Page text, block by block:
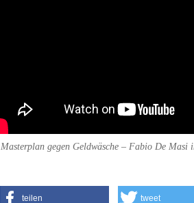
Masterplan gegen Geldwäsche – Fabio De Masi
teilen tweet